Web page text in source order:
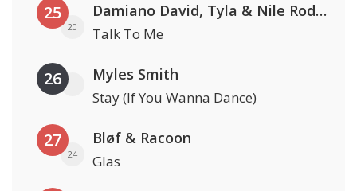
25
20
Damiano David, Tyla & Nile Rodgers
Talk To Me
26 Myles Smith
Stay (If You Wanna Dance)
27
24
Bløf & Racoon
Glas